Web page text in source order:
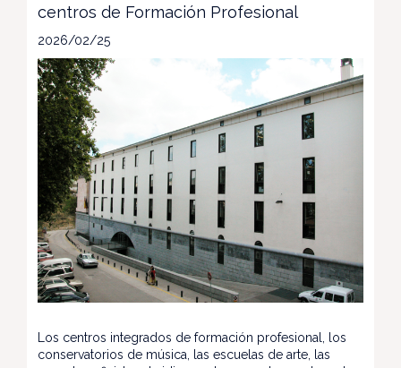
centros de Formación Profesional
2026/02/25
Los centros integrados de formación profesional, los
conservatorios de música, las escuelas de arte, las